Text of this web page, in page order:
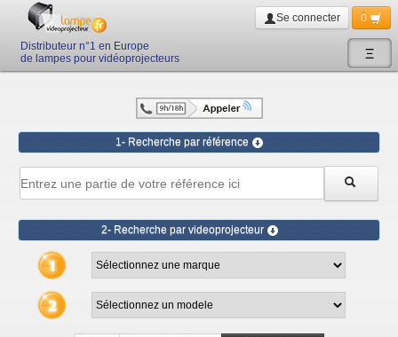
Ξ
Distributeur n°1 en Europe
de lampes pour vidéoprojecteurs
Se connecter 0
1- Recherche par référence
2- Recherche par videoprojecteur